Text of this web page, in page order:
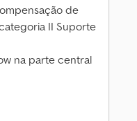
de
II Suporte
na parte central